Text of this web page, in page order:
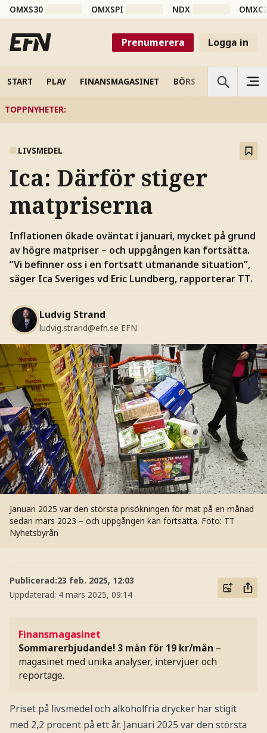
OMXS30 OMXSPI NDX
Prenumerera Logga in
START PLAY FINANSMAGASINET BÖRS VETENSKAP
TOPPNYHETER:
LIVSMEDEL
Ica: Därför stiger
matpriserna
Inflationen ökade oväntat i januari, mycket på grund
av högre matpriser – och uppgången kan fortsätta.
”Vi befinner oss i en fortsatt utmanande situation”,
säger Ica Sveriges vd Eric Lundberg, rapporterar TT.
Ludvig Strand
ludvig.strand@efn.se EFN
Januari 2025 var den största prisökningen för mat på en månad
sedan mars 2023 – och uppgången kan fortsätta. Foto: TT
Nyhetsbyrån
Publicerad:23 feb. 2025, 12:03
Uppdaterad: 4 mars 2025, 09:14
Finansmagasinet
Sommarerbjudande! 3 mån för 19 kr/mån –
magasinet med unika analyser, intervjuer och
reportage.
Priset på livsmedel och alkoholfria drycker har stigit
med 2,2 procent på ett år. Januari 2025 var den största